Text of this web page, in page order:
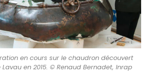
en cours sur le chaudron découvert
en 2015. © Renaud Bernadet, Inrap